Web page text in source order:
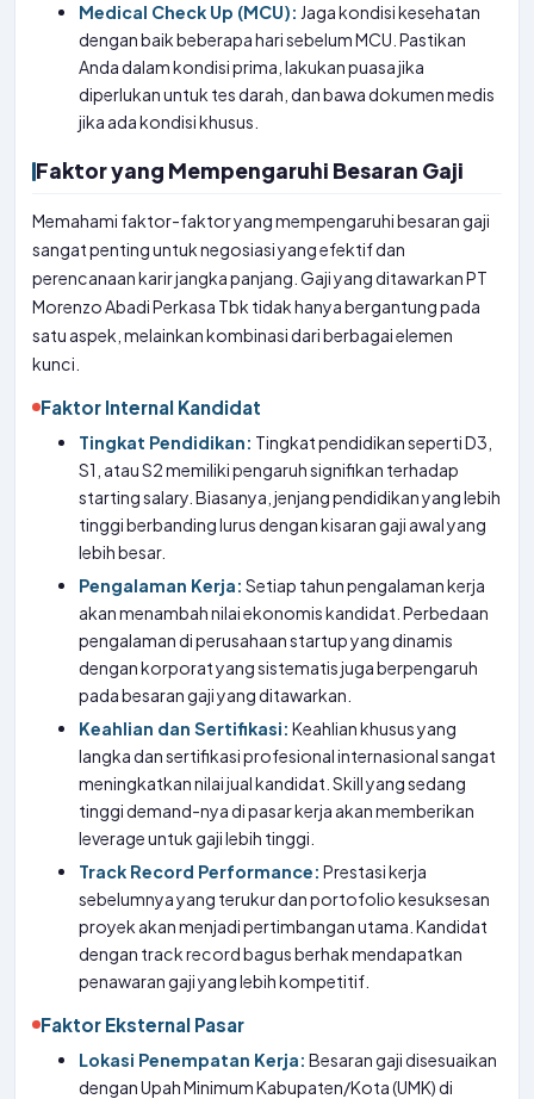
Medical Check Up (MCU): Jaga kondisi kesehatan
dengan baik beberapa hari sebelum MCU. Pastikan
Anda dalam kondisi prima, lakukan puasa jika
diperlukan untuk tes darah, dan bawa dokumen medis
jika ada kondisi khusus.
Faktor yang Mempengaruhi Besaran Gaji
Memahami faktor-faktor yang mempengaruhi besaran gaji
sangat penting untuk negosiasi yang efektif dan
perencanaan karir jangka panjang. Gaji yang ditawarkan PT
Morenzo Abadi Perkasa Tbk tidak hanya bergantung pada
satu aspek, melainkan kombinasi dari berbagai elemen
kunci.
Faktor Internal Kandidat
Tingkat Pendidikan: Tingkat pendidikan seperti D3,
S1, atau S2 memiliki pengaruh signifikan terhadap
starting salary. Biasanya, jenjang pendidikan yang lebih
tinggi berbanding lurus dengan kisaran gaji awal yang
lebih besar.
Pengalaman Kerja: Setiap tahun pengalaman kerja
akan menambah nilai ekonomis kandidat. Perbedaan
pengalaman di perusahaan startup yang dinamis
dengan korporat yang sistematis juga berpengaruh
pada besaran gaji yang ditawarkan.
Keahlian dan Sertifikasi: Keahlian khusus yang
langka dan sertifikasi profesional internasional sangat
meningkatkan nilai jual kandidat. Skill yang sedang
tinggi demand-nya di pasar kerja akan memberikan
leverage untuk gaji lebih tinggi.
Track Record Performance: Prestasi kerja
sebelumnya yang terukur dan portofolio kesuksesan
proyek akan menjadi pertimbangan utama. Kandidat
dengan track record bagus berhak mendapatkan
penawaran gaji yang lebih kompetitif.
Faktor Eksternal Pasar
Lokasi Penempatan Kerja: Besaran gaji disesuaikan
dengan Upah Minimum Kabupaten/Kota (UMK) di